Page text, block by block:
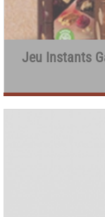
Jeu Instants